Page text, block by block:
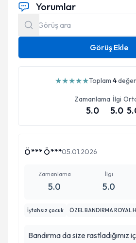
Yorumlar
Görüş Ekle
★★★★★Toplam 4
Zamanlama
5.0
İlgi
5.0
Ö*** Ö***05.01.2026
Zamanlama
5.0
İlgi
5.0
İştahsız çocuk ÖZEL BANDIRMA ROYAL
Bandırma da size rastladığımız